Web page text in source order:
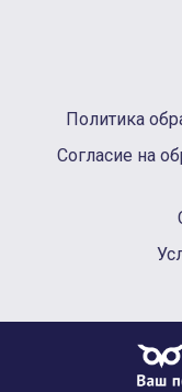
Политика
Согласие на